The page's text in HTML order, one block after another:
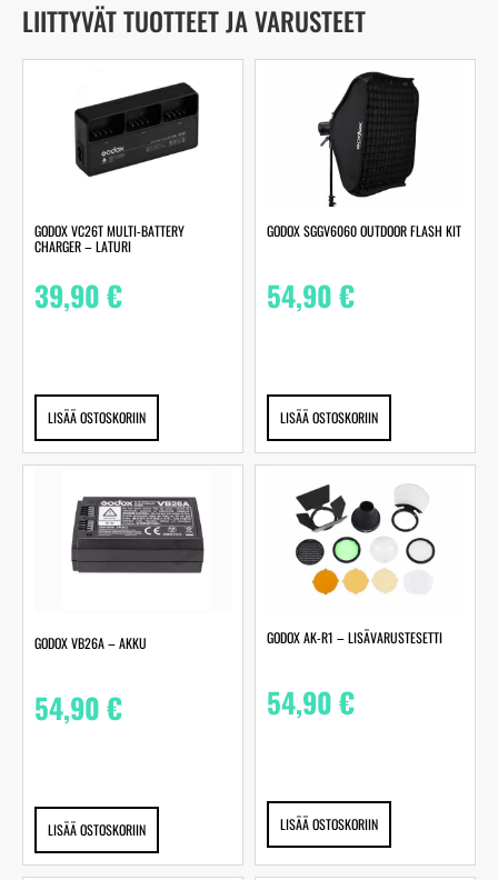
LIITTYVÄT TUOTTEET JA VARUSTEET
GODOX VC26T MULTI-BATTERY
CHARGER – LATURI
39,90€
LISÄÄ OSTOSKORIIN
GODOX SGGV6060 OUTDOOR FLASH KIT
54,90€
LISÄÄ OSTOSKORIIN
GODOX VB26A – AKKU
54,90€
LISÄÄ OSTOSKORIIN
GODOX AK-R1 – LISÄVARUSTESETTI
54,90€
LISÄÄ OSTOSKORIIN